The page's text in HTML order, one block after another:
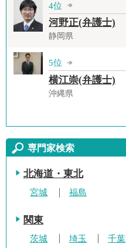
4位
河野正(弁護士)
静岡県
5位
横江崇(弁護士)
沖縄県
専門家検索
北海道・東北
宮城 福島
関東
茨城 埼玉 千葉